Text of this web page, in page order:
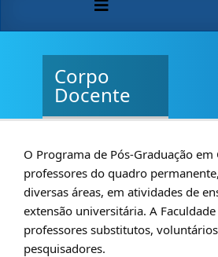
Corpo
Docente
O Programa de Pós-Graduação
professores do quadro
diversas áreas, em atividades de
extensão universitária. A
professores substitutos,
pesquisadores.